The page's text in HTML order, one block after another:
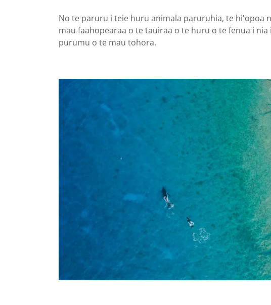
No te paruru i teie huru animala paruruhia, te hi'opoa
mau faahopearaa o te tauiraa o te huru o te fenua i nia
purumu o te mau tohora.